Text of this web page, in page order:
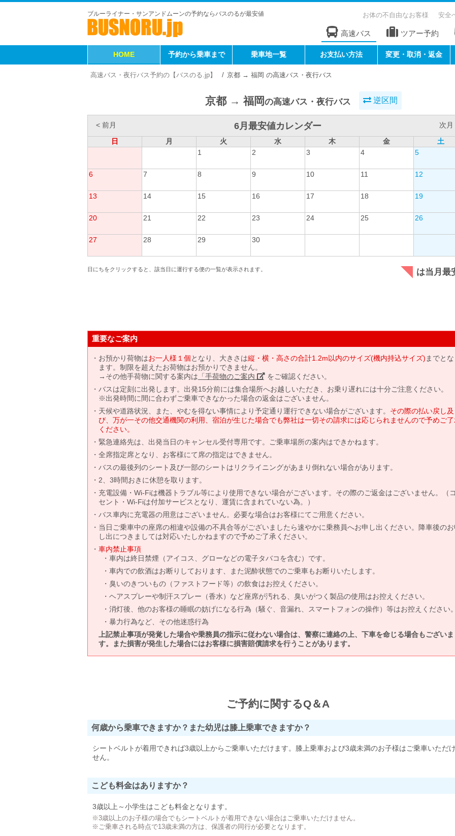
ブルーライナー・サンアンドムーンの予約ならバスのるが最安値 お体の不自由なお客様 安全
高速バス ツアー予約
HOME 予約から乗車まで 乗車地一覧 お支払い方法 変更・取消・返金
高速バス・夜行バス予約の【バスのる.jp】 京都 → 福岡 の高速バス・夜行バス
京都 → 福岡の高速バス・夜行バス 逆区間
< 前月 6月最安値カレンダー
次月
日
月 火 水 木 金
土
1
2 3 4 5
6 7 8 9 10 11 12
13 14 15 16 17 18 19
20 21 22 23 24 25 26
27 28 29 30
日にちをクリックすると、該当日に運行する便の一覧が表示されます。 は当月最
重要なご案内
お預かり荷物はお一人様１個となり、大きさは縦・横・高さの合計1.2m以内のサイズ(機内持込サイズ) までと
ます。制限を超えたお荷物はお預かりできません。
→その他手荷物に関する案内は 「手荷物のご案内」 をご確認ください。
バスは定刻に出発します。出発15分前には集合場所へお越しいただき、お乗り遅れには十分ご注意ください。
※出発時間に間に合わずご乗車できなかった場合の返金はございません。
天候や道路状況、また、やむを得ない事情により予定通り運行できない場合がございます。 その際の払い戻し及
び、万が一その他交通機関の利用、宿泊が生じた場合でも弊社は一切その請求には応じられませんので予めご
ください。
緊急連絡先は、出発当日のキャンセル受付専用です。ご乗車場所の案内はできかねます。
全席指定席となり、お客様にて席の指定はできません。
バスの最後列のシート及び一部のシートはリクライニングがあまり倒れない場合があります。
2、3時間おきに休憩を取ります。
充電設備・Wi-Fiは機器トラブル等により使用できない場合がございます。その際のご返金はございません。（
セント・Wi-Fiは付加サービスとなり、運賃に含まれていない為。）
バス車内に充電器の用意はございません。必要な場合はお客様にてご用意ください。
当日ご乗車中の座席の相違や設備の不具合等がございましたら速やかに乗務員へお申し出ください。降車後の
し出につきましては対応いたしかねますので予めご了承ください。
車内禁止事項
車内は終日禁煙（アイコス、グローなどの電子タバコを含む）です。
車内での飲酒はお断りしております、また泥酔状態でのご乗車もお断りいたします。
臭いのきついもの（ファストフード等）の飲食はお控えください。
ヘアスプレーや制汗スプレー（香水）など座席が汚れる、臭いがつく製品の使用はお控えください。
消灯後、他のお客様の睡眠の妨げになる行為（騒ぐ、音漏れ、スマートフォンの操作）等はお控えください
暴力行為など、その他迷惑行為
上記禁止事項が発覚した場合や乗務員の指示に従わない場合は、警察に連絡の上、下車を命じる場合もございま
す。また損害が発生した場合にはお客様に損害賠償請求を行うことがあります。
ご予約に関するQ＆A
何歳から乗車できますか？また幼児は膝上乗車できますか？
シートベルトが着用できれば3歳以上からご乗車いただけます。膝上乗車および3歳未満のお子様はご乗車いただ
せん。
こども料金はありますか？
3歳以上～小学生はこども料金となります。
※3歳以上のお子様の場合でもシートベルトが着用できない場合はご乗車いただけません。
※ご乗車される時点で13歳未満の方は、保護者の同行が必要となります。